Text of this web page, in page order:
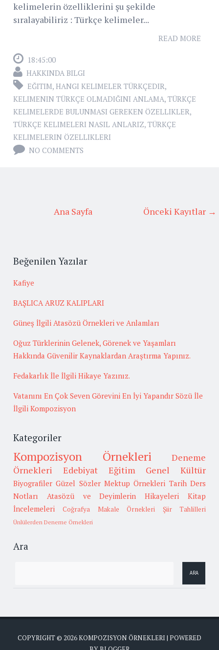
kelimelerin özelliklerini şu şekilde
sıralayabiliriz : Türkçe kelimeler...
READ MORE
18:45:00
HAKKINDA BILGI
EĞITIM, HANGI KELIMELER TÜRKÇEDIR,
KELIMENIN TÜRKÇE OLMADIĞINI ANLAMA, TÜRKÇE
KELIMELERDE BULUNMASI GEREKEN ÖZELLIKLER,
TÜRKÇE KELIMELERI NASIL ANLARIZ, TÜRKÇE
KELIMELERIN ÖZELLIKLERI
NO COMMENTS
Önceki Kayıtlar →
Ana Sayfa
Beğenilen Yazılar
Kafiye
BAŞLICA ARUZ KALIPLARI
Güneş İlgili Atasözü Örnekleri ve Anlamları
Oğuz Türklerinin Gelenek, Görenek ve Yaşamları
Hakkında Güvenilir Kaynaklardan Araştırma Yapınız.
Fedakarlık İle İlgili Hikaye Yazınız.
Vatanını En Çok Seven Görevini En İyi Yapandır Sözü İle
İlgili Kompozisyon
Kategoriler
Kompozisyon Örnekleri
Deneme
Örnekleri
Edebiyat Eğitim Genel Kültür
Biyografiler Güzel Sözler Mektup Örnekleri Tarih Ders
Notları
Atasözü ve Deyimlerin Hikayeleri
Kitap
İncelemeleri
Coğrafya Makale Örnekleri Şiir Tahlilleri
Ünlülerden Deneme Örnekleri
Ara
COPYRIGHT © 2026KOMPOZISYON ÖRNEKLERI | POWERED